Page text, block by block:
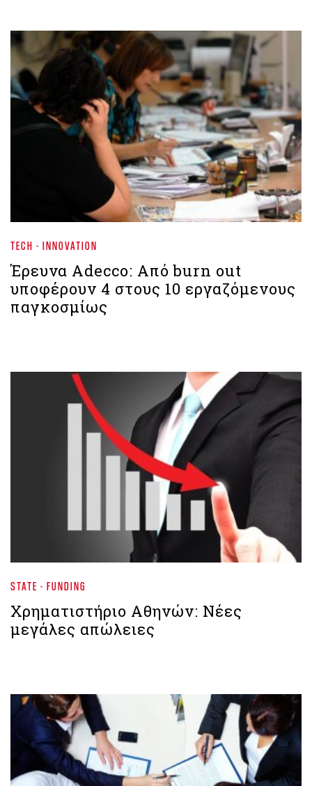
TECH - INNOVATION
Έρευνα Adecco: Από burn out
υποφέρουν 4 στους 10 εργαζόμενους
παγκοσμίως
STATE - FUNDING
Χρηματιστήριο Aθηνών: Νέες
μεγάλες απώλειες